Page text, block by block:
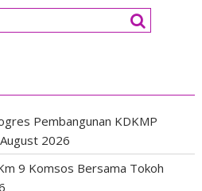
Pembangunan KDKMP
2026
9 Komsos Bersama Tokoh